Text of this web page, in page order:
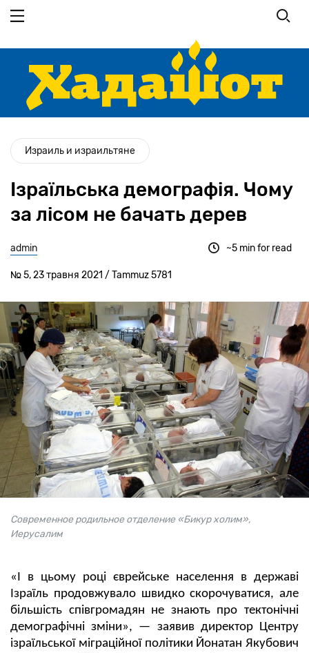
основного
Израиль и израильтяне
Ізраїльська демографія. Чому
за лісом не бачать дерев
admin
№ 5, 23 травня 2021 / Tammuz 5781
~5 min for read
Современное родильное отделение «Бикур холим»,
Иерусалим
«І в цьому році єврейське населення в державі
Ізраїль продовжувало швидко скорочуватися, але
більшість співгромадян не знають про тектонічні
демографічні зміни», — заявив директор Центру
ізраїльської міграційної політики Йонатан Якубович